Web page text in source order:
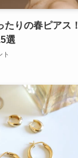
たりの春ピアス
選
ト